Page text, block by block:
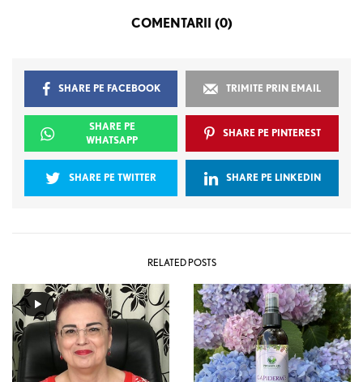
COMENTARII (0)
SHARE PE FACEBOOK TRIMITE PRIN EMAIL
SHARE PE
WHATSAPP
SHARE PE PINTEREST
SHARE PE TWITTER SHARE PE LINKEDIN
RELATED POSTS